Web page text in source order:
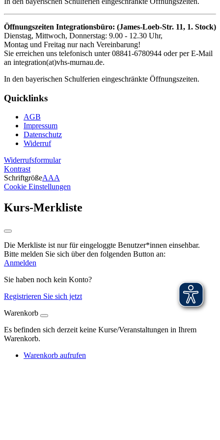
Öffnungszeiten Integrationsbüro: (James-Loeb-Str. 11, 1. Stock)
Dienstag, Mittwoch, Donnerstag: 9.00 - 12.30 Uhr,
Montag und Freitag nur nach Vereinbarung!
Sie erreichen uns telefonisch unter 08841-6780944 oder per E-Mail
an integration(at)vhs-murnau.de.
In den bayerischen Schulferien eingeschränkte Öffnungszeiten.
Quicklinks
AGB
Impressum
Datenschutz
Widerruf
Widerrufsformular
Kontrast
SchriftgrößeAAA
Cookie Einstellungen
Kurs-Merkliste
Die Merkliste ist nur für eingeloggte Benutzer*innen einsehbar.
Bitte melden Sie sich über den folgenden Button an:
Anmelden
Sie haben noch kein Konto?
Registrieren Sie sich jetzt
Warenkorb
Es befinden sich derzeit keine Kurse/Veranstaltungen in Ihrem
Warenkorb.
Warenkorb aufrufen